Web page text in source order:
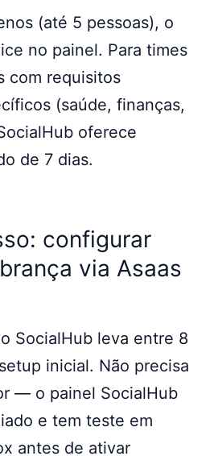
(até 5 pessoas), o
no painel. Para times
com requisitos
(saúde, finanças,
oferece
de 7 dias.
configurar
via Asaas
SocialHub leva entre 8
inicial. Não precisa
— o painel SocialHub
e tem teste em
antes de ativar